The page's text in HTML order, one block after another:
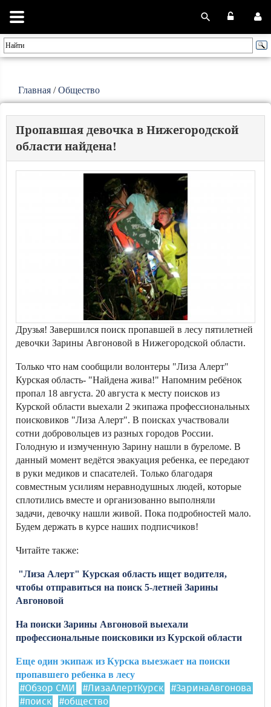
Главная /Общество
Пропавшая девочка в Нижегородской
области найдена!
Друзья! Завершился поиск пропавшей в лесу пятилетней
девочки Зарины Авгоновой в Нижегородской области.
Только что нам сообщили волонтеры "Лиза Алерт"
Курская область- "Найдена жива!" Напомним ребёнок
пропал 18 августа. 20 августа к месту поисков из
Курской области выехали 2 экипажа профессиональных
поисковиков "Лиза Алерт". В поисках участвовали
сотни добровольцев из разных городов России.
Голодную и измученную Зарину нашли в буреломе. В
данный момент ведётся эвакуация ребенка, ее передают
в руки медиков и спасателей. Только благодаря
совместным усилиям неравнодушных людей, которые
сплотились вместе и организованно выполняли
задачи, девочку нашли живой. Пока подробностей мало.
Будем держать в курсе наших подписчиков!
Читайте также:
"Лиза Алерт" Курская область ищет водителя,
чтобы отправиться на поиск 5-летней Зарины
Авгоновой
На поиски Зарины Авгоновой выехали
профессиональные поисковики из Курской области
Еще один экипаж из Курска выезжает на поиски
пропавшего ребенка в лесу
#Обзор СМИ #ЛизаАлертКурск
#ЗаринаАвгонова
#поиск
#общество